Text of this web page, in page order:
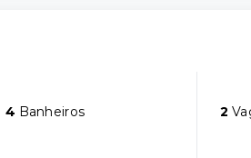
4 Banheiros 2